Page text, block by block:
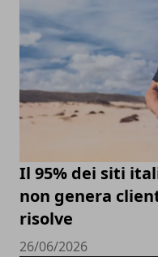
Il 95% dei siti
non genera
risolve
26/06/2026